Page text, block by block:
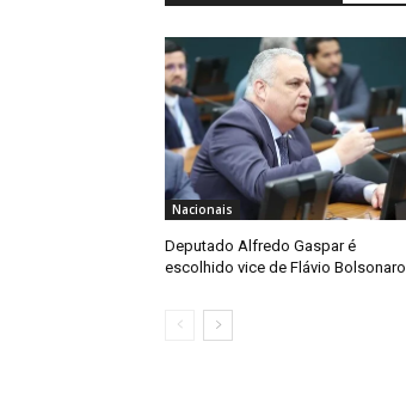
Nacionais
Deputado Alfredo Gaspar é
escolhido vice de Flávio Bolsonaro